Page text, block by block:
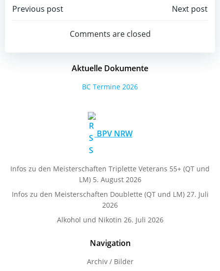
Post
navigation
Previous post
navigation
Next post
Comments are closed
Aktuelle Dokumente
BC Termine 2026
BPV NRW
Infos zu den Meisterschaften Triplette Veterans 55+ (QT und
LM) 5. August 2026
Infos zu den Meisterschaften Doublette (QT und LM) 27. Juli
2026
Alkohol und Nikotin 26. Juli 2026
Navigation
Archiv / Bilder